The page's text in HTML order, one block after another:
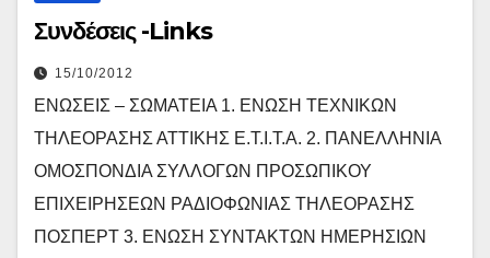
Συνδέσεις -Links
15/10/2012
ΕΝΩΣΕΙΣ – ΣΩΜΑΤΕΙΑ 1. ΕΝΩΣΗ ΤΕΧΝΙΚΩΝ
ΤΗΛΕΟΡΑΣΗΣ ΑΤΤΙΚΗΣ Ε.Τ.Ι.Τ.Α. 2. ΠΑΝΕΛΛΗΝΙΑ
ΟΜΟΣΠΟΝΔΙΑ ΣΥΛΛΟΓΩΝ ΠΡΟΣΩΠΙΚΟΥ
ΕΠΙΧΕΙΡΗΣΕΩΝ ΡΑΔΙΟΦΩΝΙΑΣ ΤΗΛΕΟΡΑΣΗΣ
ΠΟΣΠΕΡΤ 3. ΕΝΩΣΗ ΣΥΝΤΑΚΤΩΝ ΗΜΕΡΗΣΙΩΝ